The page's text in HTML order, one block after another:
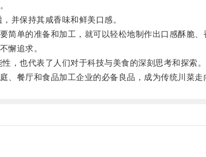
并保持其咸香味和鲜美口感。
单的准备和加工，就可以轻松地制作出口感酥脆、
懈追求。
也代表了人们对于科技与美食的深刻思考和探索。
餐厅和食品加工企业的必备良品，成为传统川菜走